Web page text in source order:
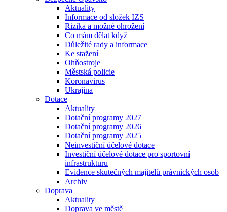
Aktuality
Informace od složek IZS
Rizika a možné ohrožení
Co mám dělat když
Důležité rady a informace
Ke stažení
Ohňostroje
Městská policie
Koronavirus
Ukrajina
Dotace
Aktuality
Dotační programy 2027
Dotační programy 2026
Dotační programy 2025
Neinvestiční účelové dotace
Investiční účelové dotace pro sportovní
infrastrukturu
Evidence skutečných majitelů právnických osob
Archiv
Doprava
Aktuality
Doprava ve městě